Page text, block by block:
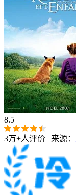
8.5
3万+人评价 | 来源：